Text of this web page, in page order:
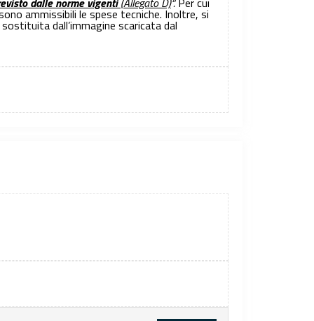
ammissibili le spese tecniche. Inoltre, si
dall’immagine scaricata dal